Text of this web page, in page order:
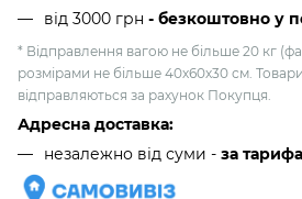
від 3000 грн - безкоштовно у
* Відправлення вагою не більше 20 кг
розмірами не більше 40х60х30 см.
відправляються за рахунок Покупця.
Адресна доставка:
незалежно від суми - за